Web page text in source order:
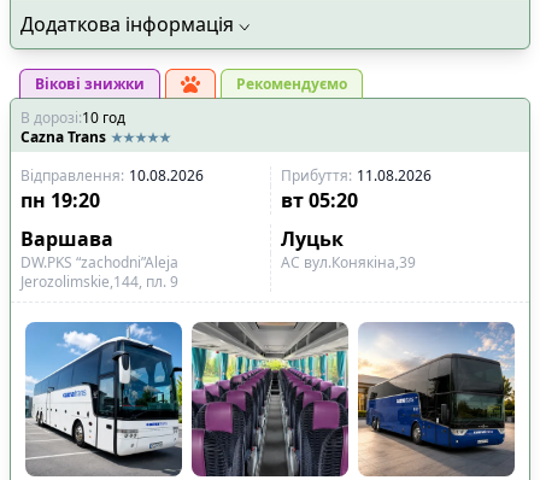
Додаткова інформація
Вікові знижки
Рекомендуємо
В дорозі:10 год
Cazna Trans
Відправлення: 10.08.2026 Прибуття: 11.08.2026
пн 19:20 вт 05:20
Варшава
Луцьк
DW.PKS “zachodni”Aleja
Jerozolimskie,144, пл. 9
АС вул.Конякіна,39